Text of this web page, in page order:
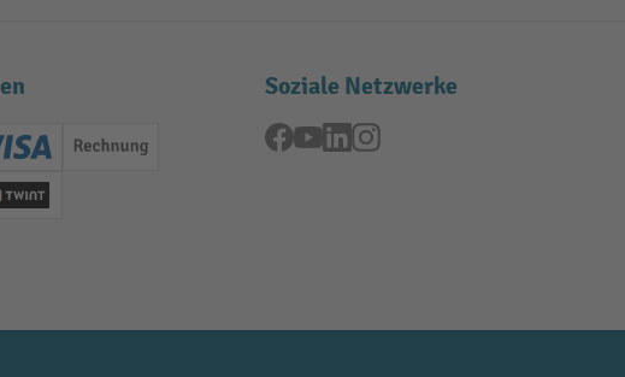
(Master)
Creditcard (Visa)
Rechnung
Twint
Soziale Netzwerke
Facebook
YouTubeLinkedInInstagram